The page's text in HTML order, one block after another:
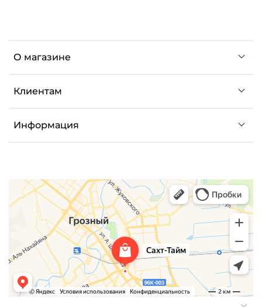
О магазине
Клиентам
Информация